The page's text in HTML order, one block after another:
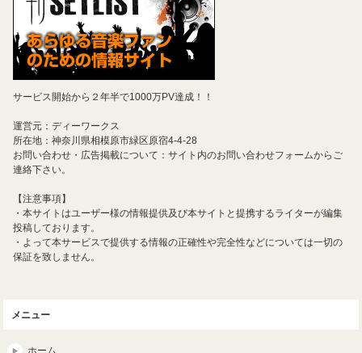
サービス開始から２年半で1000万PV達成！！
運営元：ディーワークス
所在地：神奈川県相模原市緑区原宿4-4-28
お問い合わせ・広告掲載について：サイト内のお問い合わせフォームからご
連絡下さい。
【注意事項】
・本サイトはユーザー様の情報提供及び本サイトと提携するライターが編集
投稿しております。
・よって本サービスで提供する情報の正確性や完全性などについては一切の
保証を致しません。
メニュー
ホーム